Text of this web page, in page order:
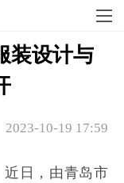
装设计与
2023-10-19 17:59
日，由青岛市